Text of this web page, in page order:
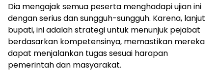
Dia mengajak semua peserta menghadapi ujian ini
dengan serius dan sungguh-sungguh. Karena, lanjut
bupati, ini adalah strategi untuk menunjuk pejabat
berdasarkan kompetensinya, memastikan mereka
dapat menjalankan tugas sesuai harapan
pemerintah dan masyarakat.